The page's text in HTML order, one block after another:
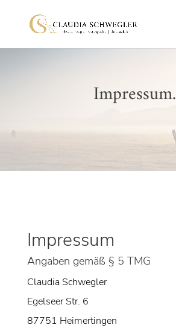
Impressum.
Impressum
Angaben gemäß § 5 TMG
Claudia Schwegler
Egelseer Str. 6
87751 Heimertingen